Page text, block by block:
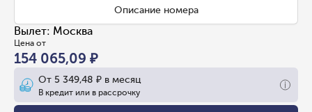
Описание номера
Вылет: Москва
Цена от
154 065,09 ₽
От 5 349,48 ₽ в месяц
В кредит или в рассрочку